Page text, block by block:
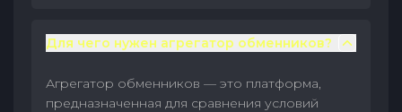
Для чего нужен агрегатор обменников?
Агрегатор обменников — это платформа,
предназначенная для сравнения условий